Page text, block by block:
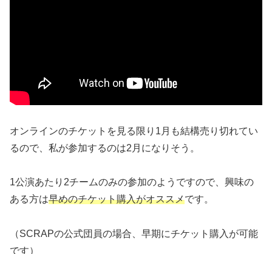
オンラインのチケットを見る限り1月も結構売り切れてい
るので、私が参加するのは2月になりそう。
1公演あたり2チームのみの参加のようですので、興味の
ある方は早めのチケット購入がオススメです。
（SCRAPの公式団員の場合、早期にチケット購入が可能
です）